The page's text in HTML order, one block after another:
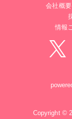
会社概要
情報
Copyright ©